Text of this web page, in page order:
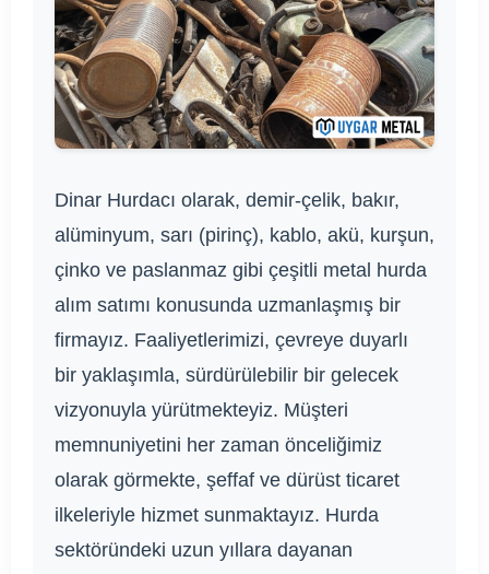
Dinar Hurdacı olarak, demir-çelik, bakır,
alüminyum, sarı (pirinç), kablo, akü, kurşun,
çinko ve paslanmaz gibi çeşitli metal hurda
alım satımı konusunda uzmanlaşmış bir
firmayız. Faaliyetlerimizi, çevreye duyarlı
bir yaklaşımla, sürdürülebilir bir gelecek
vizyonuyla yürütmekteyiz. Müşteri
memnuniyetini her zaman önceliğimiz
olarak görmekte, şeffaf ve dürüst ticaret
ilkeleriyle hizmet sunmaktayız. Hurda
sektöründeki uzun yıllara dayanan